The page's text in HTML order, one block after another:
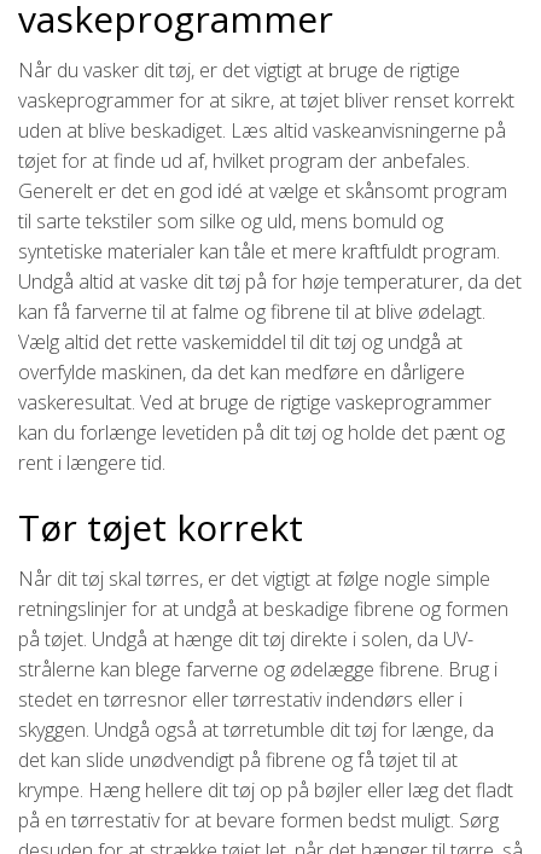
vaskeprogrammer
Når du vasker dit tøj, er det vigtigt at bruge de rigtige
vaskeprogrammer for at sikre, at tøjet bliver renset korrekt
uden at blive beskadiget. Læs altid vaskeanvisningerne på
tøjet for at finde ud af, hvilket program der anbefales.
Generelt er det en god idé at vælge et skånsomt program
til sarte tekstiler som silke og uld, mens bomuld og
syntetiske materialer kan tåle et mere kraftfuldt program.
Undgå altid at vaske dit tøj på for høje temperaturer, da det
kan få farverne til at falme og fibrene til at blive ødelagt.
Vælg altid det rette vaskemiddel til dit tøj og undgå at
overfylde maskinen, da det kan medføre en dårligere
vaskeresultat. Ved at bruge de rigtige vaskeprogrammer
kan du forlænge levetiden på dit tøj og holde det pænt og
rent i længere tid.
Tør tøjet korrekt
Når dit tøj skal tørres, er det vigtigt at følge nogle simple
retningslinjer for at undgå at beskadige fibrene og formen
på tøjet. Undgå at hænge dit tøj direkte i solen, da UV-
strålerne kan blege farverne og ødelægge fibrene. Brug i
stedet en tørresnor eller tørrestativ indendørs eller i
skyggen. Undgå også at tørretumble dit tøj for længe, da
det kan slide unødvendigt på fibrene og få tøjet til at
krympe. Hæng hellere dit tøj op på bøjler eller læg det fladt
på en tørrestativ for at bevare formen bedst muligt. Sørg